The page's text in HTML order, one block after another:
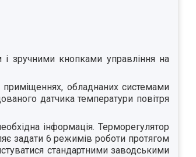
зручними кнопками управління на
обладнаних системами
датчика температури повітря
інформація. Терморегулятор
задати 6 режимів роботи протягом
стандартними заводськими